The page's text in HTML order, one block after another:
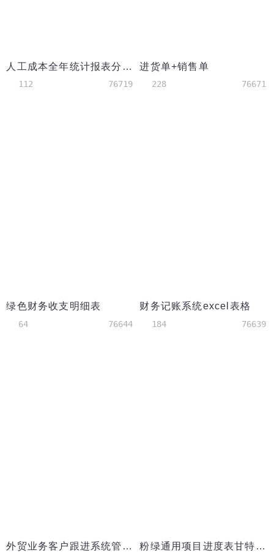
人工成本全年统计报表分析excel模板
112 76719
进货单+销售单
228 76671
绿色财务收支明细表
64 76644
财务记账系统excel表格
184 76639
外贸业务客户跟进系统管理模板带提醒功能 粉绿通用项目进度表甘特图模板